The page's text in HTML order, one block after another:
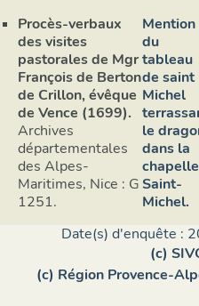
Procès-verbaux
des visites
pastorales de Mgr
François de Berton
de Crillon, évêque
de Vence (1699).
Archives
départementales
des Alpes-
Maritimes, Nice : G
1251.
Mention
du
tableau
de saint
Michel
le
dans la
chapelle
Saint-
Michel.
Date(s) d'enquête :
(c)
(c) Région Provence-